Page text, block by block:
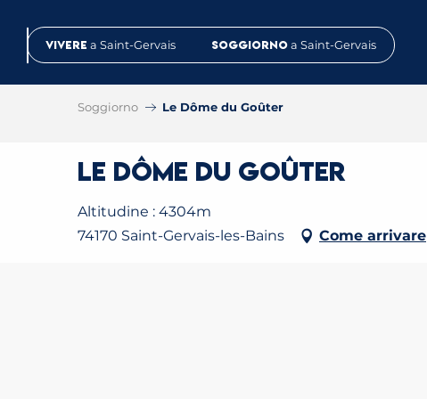
contenuVivere a Saint-Gervais Soggiorno a Saint-Gervais
Soggiorno Le Dôme du Goûter
Le Dôme du Goûter
Altitudine : 4304m
74170 Saint-Gervais-les-Bains
Come arrivare